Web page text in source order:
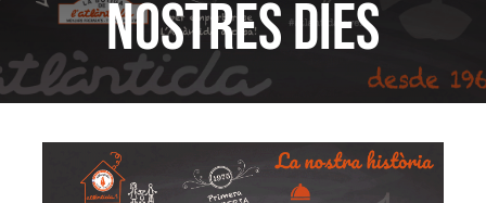
Contactenostres dies